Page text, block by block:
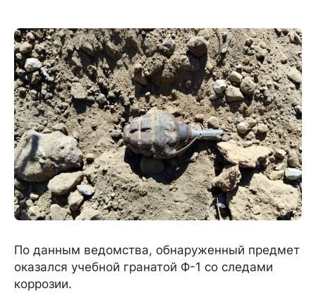
По данным ведомства, обнаруженный предмет
оказался учебной гранатой Ф-1 со следами
коррозии.